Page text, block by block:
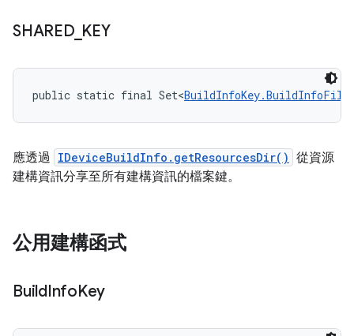
SHARED_ KEY
public static final Set<
應透過 IDeviceBuildInfo.getResourcesDir() 從資源
建構資訊分享至所有建構資訊的檔案鍵。
公用建構函式
BuildInfoKey